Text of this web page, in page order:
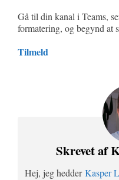
Gå til din kanal i Teams,
formatering, og begynd at
Tilmeld
Skrevet af
Hej, jeg hedderKasper